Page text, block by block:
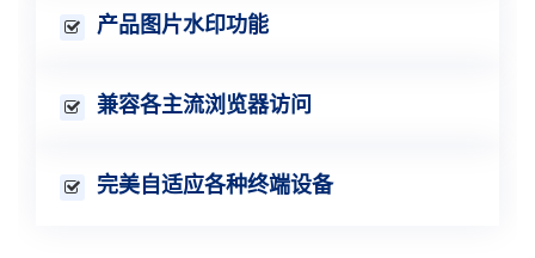
产品图片水印功能
兼容各主流浏览器访问
完美自适应各种终端设备